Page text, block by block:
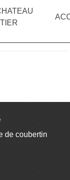
de coubertin